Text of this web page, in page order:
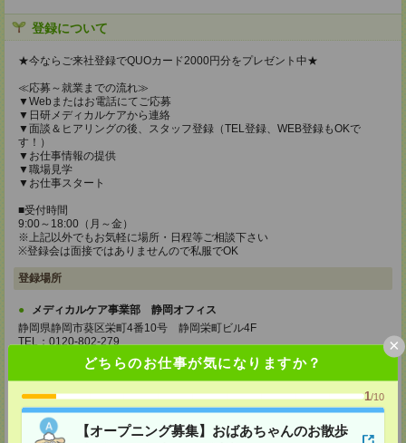
どちらのお仕事が気になりますか？
1/10
【オープニング募集】おばあちゃんのお散歩
×
登録について
★今ならご来社登録でQUOカード2000円分をプレゼント中★
≪応募～就業までの流れ≫
▼Webまたはお電話にてご応募
▼日研メディカルケアから連絡
▼面談＆ヒアリングの後、スタッフ登録（TEL登録、WEB登録もOKで
す！）
▼お仕事情報の提供
▼職場見学
▼お仕事スタート
■受付時間
9:00～18:00（月～金）
※上記以外でもお気軽に場所・日程等ご相談下さい
※登録会は面接ではありませんので私服でOK
登録場所
メディカルケア事業部 静岡オフィス
静岡県静岡市葵区栄町4番10号 静岡栄町ビル4F
TEL：0120-802-279
tenshoku@nikken-ts.jp
担当：採用担当
メディカルケア事業部 三島オフィス
静岡県三島市一番町18-22 アーサーファーストビル701
TEL：0120-633-453